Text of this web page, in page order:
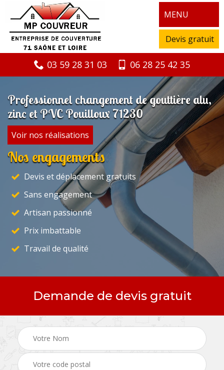
MENU
Devis gratuit
03 59 28 31 03 06 28 25 42 35
Professionnel changement de gouttière alu,
zinc et PVC Pouilloux 71230
Voir nos réalisations
Nos engagements
Devis et déplacement gratuits
Sans engagement
Artisan passionné
Prix imbattable
Travail de qualité
Demande de devis gratuit